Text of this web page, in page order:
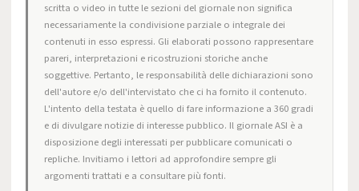
scritta o video in tutte le sezioni del giornale non significa
necessariamente la condivisione parziale o integrale dei
contenuti in esso espressi. Gli elaborati possono rappresentare
pareri, interpretazioni e ricostruzioni storiche anche
soggettive. Pertanto, le responsabilità delle dichiarazioni sono
dell'autore e/o dell'intervistato che ci ha fornito il contenuto.
L'intento della testata è quello di fare informazione a 360 gradi
e di divulgare notizie di interesse pubblico. Il giornale ASI è a
disposizione degli interessati per pubblicare comunicati o
repliche. Invitiamo i lettori ad approfondire sempre gli
argomenti trattati e a consultare più fonti.